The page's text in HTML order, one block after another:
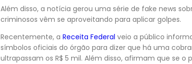
Além disso, a notícia gerou uma série de fake news
criminosos vêm se aproveitando para aplicar golpes.
Recentemente, a Receita Federal veio a público
símbolos oficiais do órgão para dizer que há uma
ultrapassam os R$ 5 mil. Além disso, afirmam que se